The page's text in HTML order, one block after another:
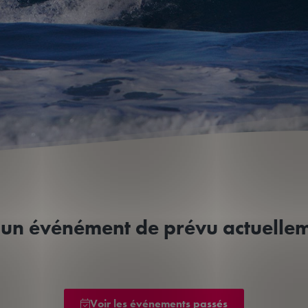
événément de prévu
Voir les événements passés